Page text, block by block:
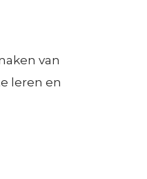
van
leren en